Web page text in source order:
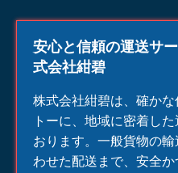
安心と信頼の運送サ
式会社紺碧
株式会社紺碧は、確か
トーに、地域に密着した
おります。一般貨物の
わせた配送まで、安全